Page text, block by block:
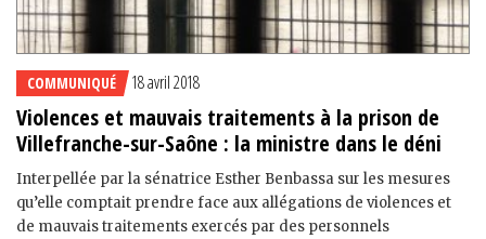
COMMUNIQUÉ 18 avril 2018
Violences et mauvais traitements à la prison de
Villefranche-sur-Saône : la ministre dans le déni
Interpellée par la sénatrice Esther Benbassa sur les mesures
qu’elle comptait prendre face aux allégations de violences et
de mauvais traitements exercés par des personnels